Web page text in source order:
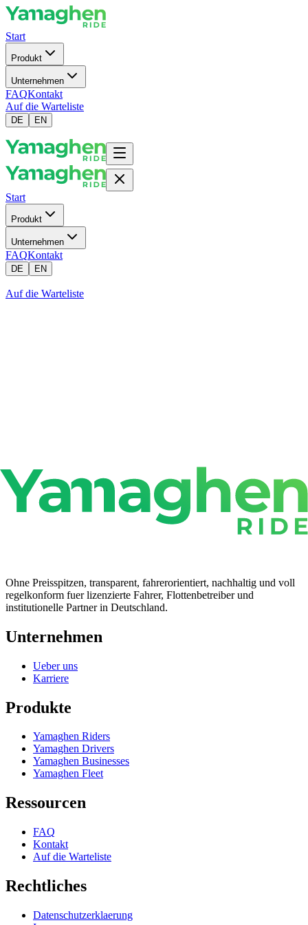
Start
Produkt
Unternehmen
FAQKontakt
Auf die Warteliste
DE EN
Start
Produkt
Unternehmen
FAQKontakt
DE EN
Auf die Warteliste
Fahrgast Fahrer Flottenbetreiber Unternehmen
Ohne Preisspitzen, transparent, fahrerorientiert, nachhaltig und voll
regelkonform fuer lizenzierte Fahrer, Flottenbetreiber und
institutionelle Partner in Deutschland.
Unternehmen
Ueber uns
Karriere
Produkte
Yamaghen Riders
Yamaghen Drivers
Yamaghen Businesses
Yamaghen Fleet
Ressourcen
FAQ
Kontakt
Auf die Warteliste
Rechtliches
Datenschutzerklaerung